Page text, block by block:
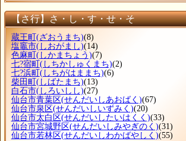
【さ行】さ・し・す・せ・そ
蔵王町 (ざおうまち)(8)
塩竈市(しおがまし)(14)
色麻町 (しかまちょう)(7)
七?宿町 (しちかしゅくまち)(2)
七?浜町 (しちがはままち)(6)
柴田町 (しばたまち)(13)
白石市(しろいしし)(27)
仙台市青葉区(せんだいしあおばく)(67)
仙台市泉区(せんだいしいずみく)(20)
仙台市太白区(せんだいしたいはくく)(33)
仙台市宮城野区(せんだいしみやぎのく)(31)
仙台市若林区(せんだいしわかばやしく)(55)